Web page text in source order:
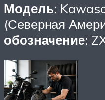
Модель:
(Северная
обозначение: